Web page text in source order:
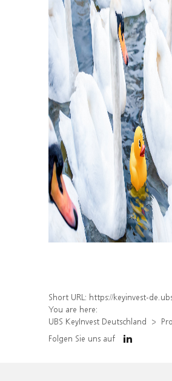
Short URL: https://keyinvest-de.ubs.com/produkt/detail/
You are here:
UBS KeyInvest Deutschland
Folgen Sie uns auf